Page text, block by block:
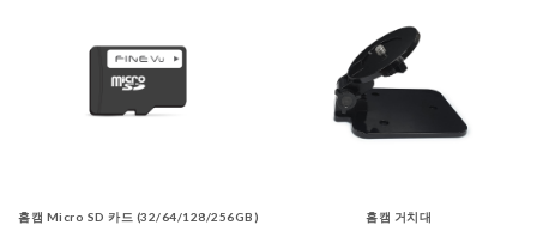
홈캠 Micro SD 카드 (32/64/128/256GB)
홈캠 거치대